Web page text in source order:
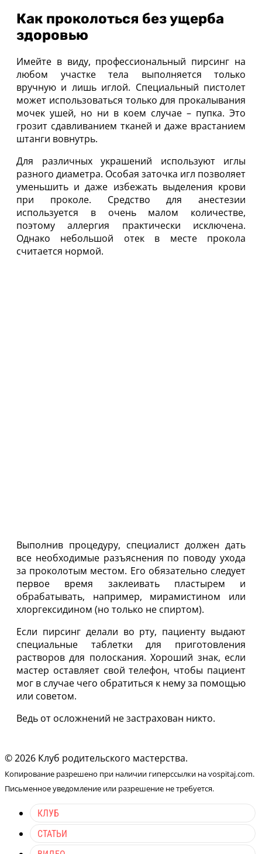
Как проколоться без ущерба
здоровью
Имейте в виду, профессиональный пирсинг на
любом участке тела выполняется только
вручную и лишь иглой. Специальный пистолет
может использоваться только для прокалывания
мочек ушей, но ни в коем случае – пупка. Это
грозит сдавливанием тканей и даже врастанием
штанги вовнутрь.
Для различных украшений используют иглы
разного диаметра. Особая заточка игл позволяет
уменьшить и даже избежать выделения крови
при проколе. Средство для анестезии
используется в очень малом количестве,
поэтому аллергия практически исключена.
Однако небольшой отек в месте прокола
считается нормой.
Выполнив процедуру, специалист должен дать
все необходимые разъяснения по поводу ухода
за проколотым местом. Его обязательно следует
первое время заклеивать пластырем и
обрабатывать, например, мирамистином или
хлоргексидином (но только не спиртом).
Если пирсинг делали во рту, пациенту выдают
специальные таблетки для приготовления
растворов для полоскания. Хороший знак, если
мастер оставляет свой телефон, чтобы пациент
мог в случае чего обратиться к нему за помощью
или советом.
Ведь от осложнений не застрахован никто.
© 2026 Клуб родительского мастерства.
Копирование разрешено при наличии гиперссылки на vospitaj.com.
Письменное уведомление или разрешение не требуется.
КЛУБ
СТАТЬИ